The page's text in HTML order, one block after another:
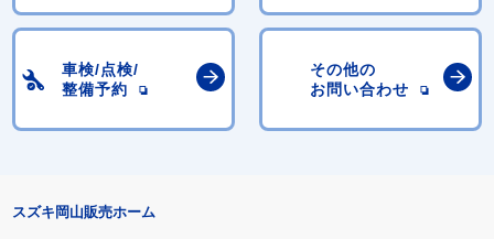
車検/点検/
整備予約
その他の
お問い合わせ
スズキ岡山販売ホーム